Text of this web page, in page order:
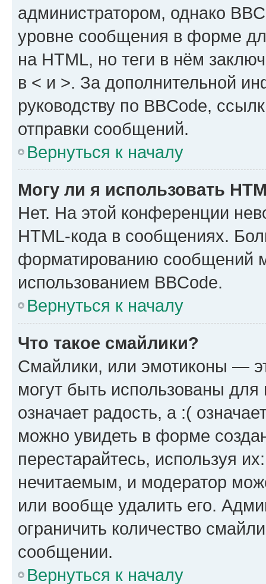
администратором, однако
уровне сообщения в форме
на HTML, но теги в нём
в < и >. За дополнительной
руководству по BBCode,
отправки сообщений.
Вернуться к началу
Могу ли я использовать
Нет. На этой конференции
HTML-кода в сообщениях.
форматированию сообщений
использованием BBCode.
Вернуться к началу
Что такое смайлики?
Смайлики, или эмотиконы —
могут быть использованы
означает радость, а :(
можно увидеть в форме
перестарайтесь, используя
нечитаемым, и модератор
или вообще удалить его.
ограничить количество
сообщении.
Вернуться к началу